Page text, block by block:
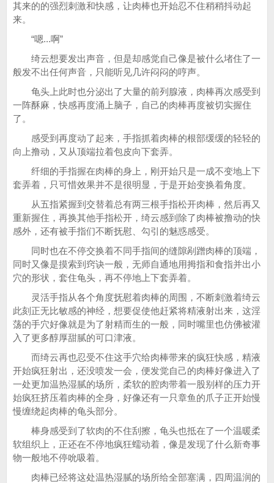
其来的的强烈刺激和快感，让肉棒也开始忍不住稍稍抖动起
来。
“嗯...啊”
绮云想要发出声音，但是却感觉自己像是被什么堵住了一
般发不出任何声音，只能听见几许闷闷的哼声。
龟头上此时也分泌出了大量的前列腺液，肉棒再次感受到
一阵酥麻，快感再度涌上脑子，自己的肉棒再度被切实握住
了。
感受到再度动了起来，手指抓着肉棒的根部缓缓的轻轻的
向上撸动，又从顶端拉着包皮向下套弄。
纤细的手指握在肉棒的身上，刚开始只是一成不变地上下
套弄着，只可惜效果并不是很明显，于是开始变换着角度。
从五指紧握到交替着总有两三根手指松开肉棒，然后再又
重新握住，再换其他手指松开，绮云感到除了肉棒被撸动的快
感外，还有被手指们不断抚慰、勾引的魅惑感受。
同时也在不停交换着不同手指间的缝隙剐蹭肉棒的顶端，
同时又像是摸索到窍诀一般，无师自通地用拇指和食指并出小
穴的形状，套住龟头，再不停地上下套弄着。
灵活手指从各个角度抚慰着肉棒的周围，不断刺激着绮云
此刻正无比敏感的神经，想要促使他赶紧将精液射出来，这淫
荡的手穴好像就是为了射精而生的一般，同时嘴里也仿佛被灌
入了更多醇厚甜腻的可口津液。
而绮云再也忍受不住这手穴给肉棒带来的疯狂快感，精液
开始疯狂射出，还没喷发一会，便发觉自己的肉棒好像进入了
一处更加温热湿腻的场所，柔软的腔肉带着一股别样的压力开
始疯狂挤压着肉棒的全身，好像还有一只章鱼的爪子正开始慢
慢缠绕起肉棒的龟头部分。
棒身感受到了软肉的不住刮擦，龟头也抵在了一个温暖柔
软组织上，正还在不停地疯狂蠕动着，像是发现了什么新奇事
物一般地不停吮吸着。
肉棒已经将这处温热湿腻的场所给全部塞满，四周温润的